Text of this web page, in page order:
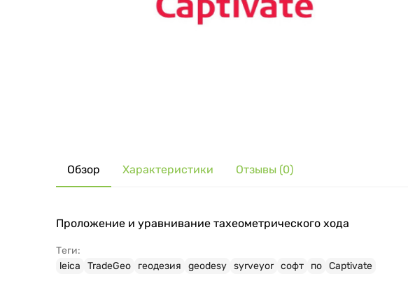
Обзор Характеристики Отзывы (0)
Проложение и уравнивание тахеометрического хода
Теги:
leica
TradeGeo геодезия geodesy syrveyor софт по Captivate